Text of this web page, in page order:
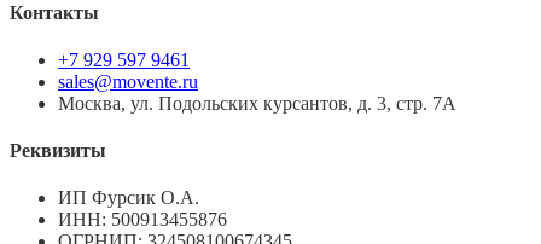
Контакты
+7 929 597 9461
sales@movente.ru
Москва, ул. Подольских курсантов, д. 3, стр. 7А
Реквизиты
ИП Фурсик О.А.
ИНН: 500913455876